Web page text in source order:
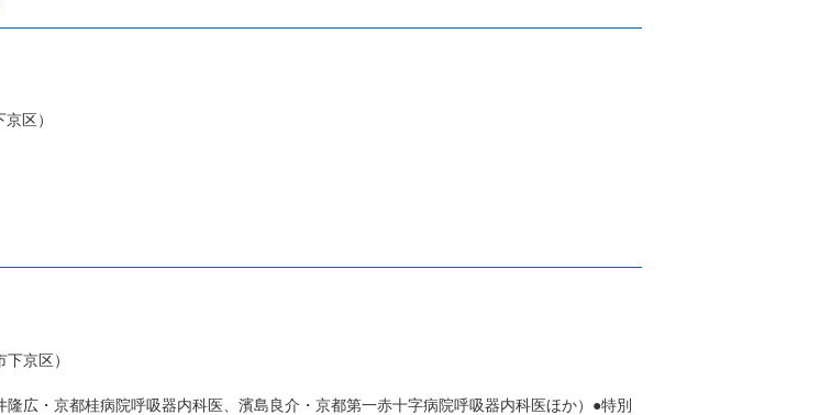
区）
京区）
広・京都桂病院呼吸器内科医、濱島良介・京都第一赤十字病院呼吸器内科医ほか）●特別